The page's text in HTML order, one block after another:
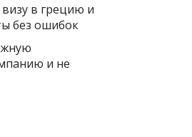
визу в грецию и
без ошибок
и не